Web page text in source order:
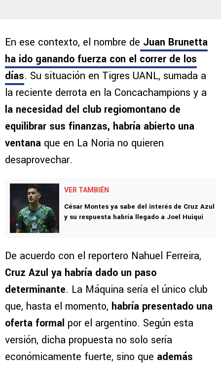
En ese contexto, el nombre de Juan Brunetta
ha ido ganando fuerza con el correr de los
días. Su situación en Tigres UANL, sumada a
la reciente derrota en la Concachampions y a
la necesidad del club regiomontano de
equilibrar sus finanzas, habría abierto una
ventana que en La Noria no quieren
desaprovechar.
VER TAMBIÉN
César Montes ya sabe del interés de Cruz Azul
y su respuesta habría llegado a Joel Huiqui
De acuerdo con el reportero Nahuel Ferreira,
Cruz Azul ya habría dado un paso
determinante. La Máquina sería el único club
que, hasta el momento, habría presentado una
oferta formal por el argentino. Según esta
versión, dicha propuesta no solo sería
económicamente fuerte, sino que además